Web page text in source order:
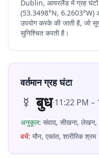
Dublin, आयरलैंड में ग्रह घंटों
(53.3498°N, 6.2603°W)
उपयोग करके की जाती है, जो
सुनिश्चित करती है।
वर्तमान ग्रह घंटा
☿ बुध·11:22 PM –
अनुकूल: संवाद, सीखना, लेखन,
बचें: मौन, एकांत, शारीरिक श्रम